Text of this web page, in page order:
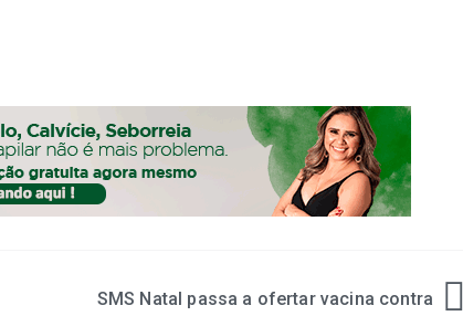
SMS Natal passa a ofertar vacina contra